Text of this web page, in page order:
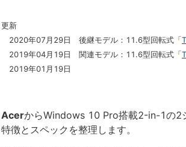
更新
2020年07月29日 後継モデル：11.6型回転式「
2019年04月19日 関連モデル：11.6型回転式「
2019年01月19日
AcerからWindows 10 Pro搭載2-in-1の2
特徴とスペックを整理します。